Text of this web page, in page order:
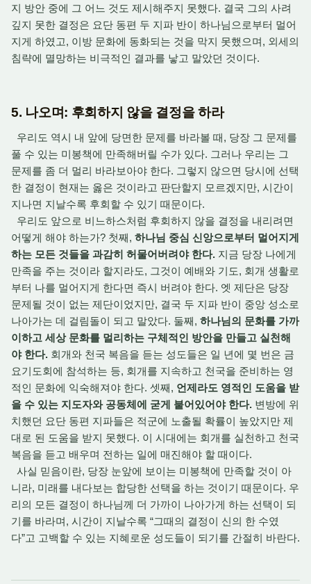
지 방안 중에 그 어느 것도 제시해주지 못했다. 결국 그의 사려
깊지 못한 결정은 요단 동편 두 지파 반이 하나님으로부터 멀어
지게 하였고, 이방 문화에 동화되는 것을 막지 못했으며, 외세의
침략에 멸망하는 비극적인 결과를 낳고 말았던 것이다.
5. 나오며: 후회하지 않을 결정을 하라
우리도 역시 내 앞에 당면한 문제를 바라볼 때, 당장 그 문제를
풀 수 있는 미봉책에 만족해버릴 수가 있다. 그러나 우리는 그
문제를 좀 더 멀리 바라보아야 한다. 그렇지 않으면 당시에 선택
한 결정이 현재는 옳은 것이라고 판단할지 모르겠지만, 시간이
지나면 지날수록 후회할 수 있기 때문이다.
우리도 앞으로 비느하스처럼 후회하지 않을 결정을 내리려면
어떻게 해야 하는가? 첫째, 하나님 중심 신앙으로부터 멀어지게
하는 모든 것들을 과감히 허물어버려야 한다. 지금 당장 나에게
만족을 주는 것이라 할지라도, 그것이 예배와 기도, 회개 생활로
부터 나를 멀어지게 한다면 즉시 버려야 한다. 엣 제단은 당장
문제될 것이 없는 제단이었지만, 결국 두 지파 반이 중앙 성소로
나아가는 데 걸림돌이 되고 말았다. 둘째, 하나님의 문화를 가까
이하고 세상 문화를 멀리하는 구체적인 방안을 만들고 실천해
야 한다. 회개와 천국 복음을 듣는 성도들은 일 년에 몇 번은 금
요기도회에 참석하는 등, 회개를 지속하고 천국을 준비하는 영
적인 문화에 익숙해져야 한다. 셋째, 언제라도 영적인 도움을 받
을 수 있는 지도자와 공동체에 굳게 붙어있어야 한다. 변방에 위
치했던 요단 동편 지파들은 적군에 노출될 확률이 높았지만 제
대로 된 도움을 받지 못했다. 이 시대에는 회개를 실천하고 천국
복음을 듣고 배우며 전하는 일에 매진해야 할 때이다.
사실 믿음이란, 당장 눈앞에 보이는 미봉책에 만족할 것이 아
니라, 미래를 내다보는 합당한 선택을 하는 것이기 때문이다. 우
리의 모든 결정이 하나님께 더 가까이 나아가게 하는 선택이 되
기를 바라며, 시간이 지날수록 “그때의 결정이 신의 한 수였
다”고 고백할 수 있는 지혜로운 성도들이 되기를 간절히 바란다.